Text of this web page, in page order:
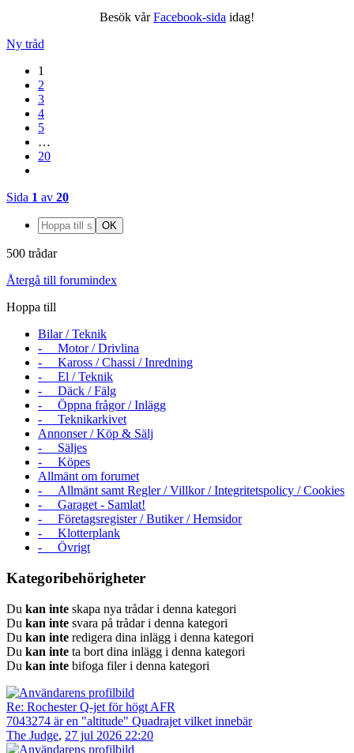
Besök vårFacebook-sida idag!
Ny tråd
1
2
3
4
5
…
20
Sida 1 av 20
500 trådar
Återgå till forumindex
Hoppa till
Bilar / Teknik
- Motor / Drivlina
- Kaross / Chassi / Inredning
- El / Teknik
- Däck / Fälg
- Öppna frågor / Inlägg
- Teknikarkivet
Annonser / Köp & Sälj
- Säljes
- Köpes
Allmänt om forumet
- Allmänt samt Regler / Villkor / Integritetspolicy / Cookies
- Garaget - Samlat!
- Företagsregister / Butiker / Hemsidor
- Klotterplank
- Övrigt
Kategoribehörigheter
Du kan inte skapa nya trådar i denna kategori
Du kan inte svara på trådar i denna kategori
Du kan inte redigera dina inlägg i denna kategori
Du kan inte ta bort dina inlägg i denna kategori
Du kan inte bifoga filer i denna kategori
Re: Rochester Q-jet för högt AFR
7043274 är en "altitude" Quadrajet vilket innebär
The Judge, 27 jul 2026 22:20